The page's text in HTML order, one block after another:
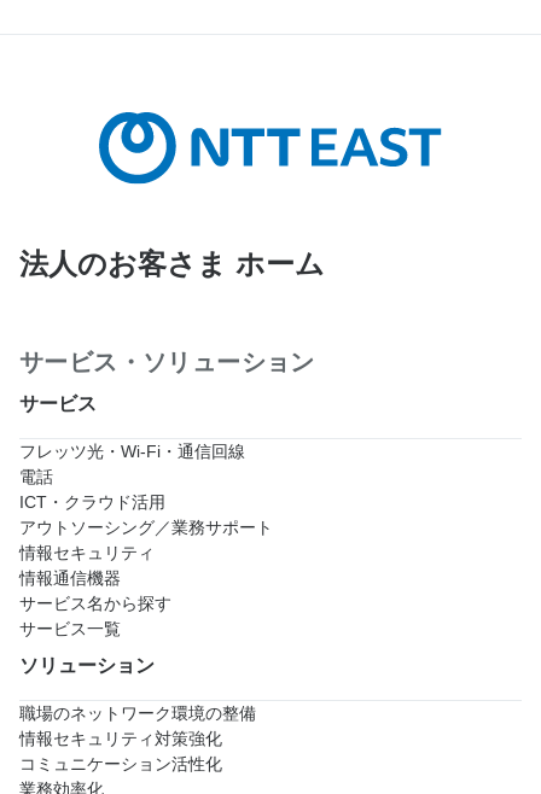
法人のお客さま ホーム
サービス・ソリューション
サービス
フレッツ光・Wi-Fi・通信回線
電話
ICT・クラウド活用
アウトソーシング／業務サポート
情報セキュリティ
情報通信機器
サービス名から探す
サービス一覧
ソリューション
職場のネットワーク環境の整備
情報セキュリティ対策強化
コミュニケーション活性化
業務効率化